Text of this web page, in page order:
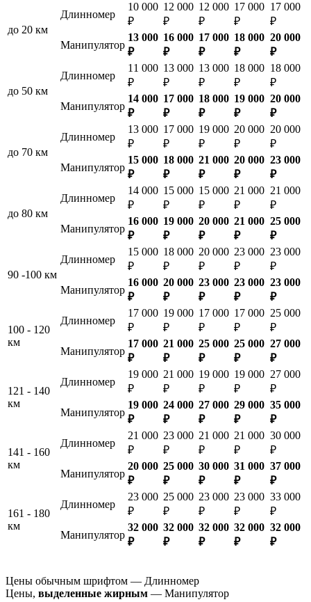
до 20 км
Длинномер
10 000
₽
12 000
₽
12 000
₽
17 000
₽
17 000
₽
Манипулятор
13 000
₽
16 000
₽
17 000
₽
18 000
₽
20 000
₽
до 50 км
Длинномер
11 000
₽
13 000
₽
13 000
₽
18 000
₽
18 000
₽
Манипулятор
14 000
₽
17 000
₽
18 000
₽
19 000
₽
20 000
₽
до 70 км
Длинномер
13 000
₽
17 000
₽
19 000
₽
20 000
₽
20 000
₽
Манипулятор
15 000
₽
18 000
₽
21 000
₽
20 000
₽
23 000
₽
до 80 км
Длинномер
14 000
₽
15 000
₽
15 000
₽
21 000
₽
21 000
₽
Манипулятор
16 000
₽
19 000
₽
20 000
₽
21 000
₽
25 000
₽
90 -100 км
Длинномер
15 000
₽
18 000
₽
20 000
₽
23 000
₽
23 000
₽
Манипулятор
16 000
₽
20 000
₽
23 000
₽
23 000
₽
23 000
₽
100 - 120
км
Длинномер
17 000
₽
19 000
₽
17 000
₽
17 000
₽
25 000
₽
Манипулятор
17 000
₽
21 000
₽
25 000
₽
25 000
₽
27 000
₽
121 - 140
км
Длинномер
19 000
₽
21 000
₽
19 000
₽
19 000
₽
27 000
₽
Манипулятор
19 000
₽
24 000
₽
27 000
₽
29 000
₽
35 000
₽
141 - 160
км
Длинномер
21 000
₽
23 000
₽
21 000
₽
21 000
₽
30 000
₽
Манипулятор
20 000
₽
25 000
₽
30 000
₽
31 000
₽
37 000
₽
161 - 180
км
Длинномер
23 000
₽
25 000
₽
23 000
₽
23 000
₽
33 000
₽
Манипулятор
32 000
₽
32 000
₽
32 000
₽
32 000
₽
32 000
₽
Цены обычным шрифтом — Длинномер
Цены, выделенные жирным — Манипулятор